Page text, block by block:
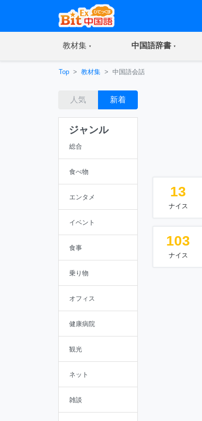
教材集(current) 中国語辞書(current)
Top 教材集 中国語会話
人気 新着
ジャンル
総合
食べ物
エンタメ
イベント
食事
乗り物
オフィス
健康病院
観光
ネット
雑談
13
ナイス
103
ナイス